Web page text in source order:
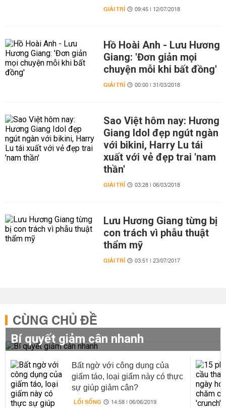
GIẢI TRÍ 09:45 | 12/07/2018
Hồ Hoài Anh - Lưu Hương
Giang: 'Đơn giản mọi
chuyện mỗi khi bất đồng'
GIẢI TRÍ 00:00 | 31/03/2018
Sao Việt hôm nay: Hương
Giang Idol đẹp ngút ngàn
với bikini, Harry Lu tái
xuất với vẻ đẹp trai 'nam
thần'
GIẢI TRÍ 03:28 | 06/03/2018
Lưu Hương Giang từng bị
con trách vì phẫu thuật
thẩm mỹ
GIẢI TRÍ 03:51 | 23/07/2017
CÙNG CHỦ ĐỀ
Bí quyết giảm cân nhanh
Bất ngờ với công dụng của
giấm táo, loại giấm này có thực
sự giúp giảm cân?
LỐI SỐNG 14:58 | 06/06/2019